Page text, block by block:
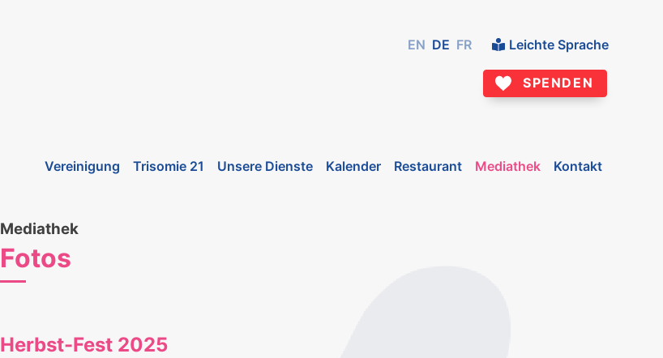
EN DE FR Leichte Sprache
SPENDEN
Vereinigung Trisomie 21 Unsere Dienste Kalender Restaurant Mediathek Kontakt
Mediathek
Fotos
Herbst-Fest 2025